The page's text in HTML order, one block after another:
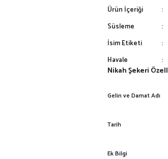
Ürün İçeriği
Süsleme
İsim Etiketi
Havale
Nikah Şekeri
Gelin ve Damat Adı
Tarih
Ek Bilgi